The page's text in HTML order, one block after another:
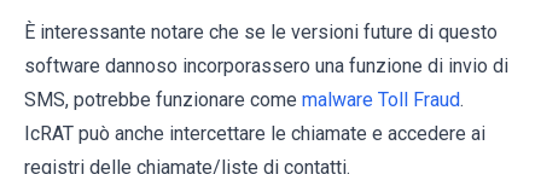
È interessante notare che se le versioni future di questo
software dannoso incorporassero una funzione di invio di
SMS, potrebbe funzionare come malware Toll Fraud.
IcRAT può anche intercettare le chiamate e accedere ai
registri delle chiamate/liste di contatti.